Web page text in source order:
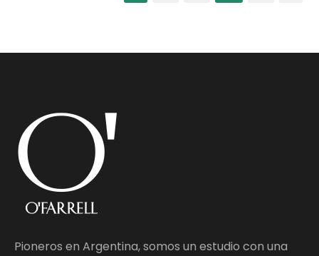
Pioneros en Argentina, somos un estudio con una